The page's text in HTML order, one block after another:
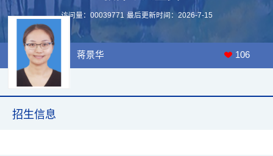
访问量： 00039771 最后更新时间： 2026-7-15
蒋景华 106
招生信息